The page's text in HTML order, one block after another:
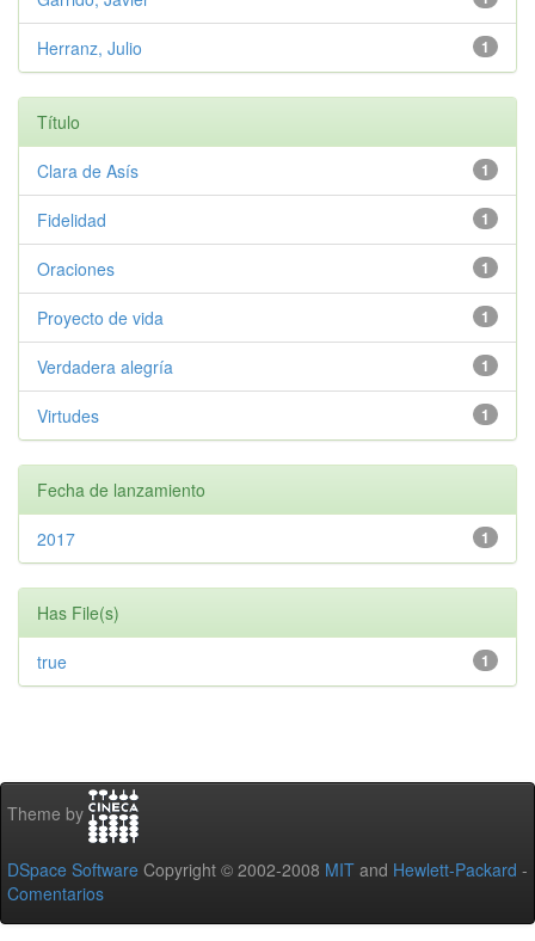
1
Herranz, Julio
Título
1
Clara de Asís
1
Fidelidad
1
Oraciones
1
Proyecto de vida
1
Verdadera alegría
1
Virtudes
Fecha de lanzamiento
1
2017
Has File(s)
1
true
Theme by
DSpace Software Copyright © 2002-2008 MIT and Hewlett-Packard -
Comentarios